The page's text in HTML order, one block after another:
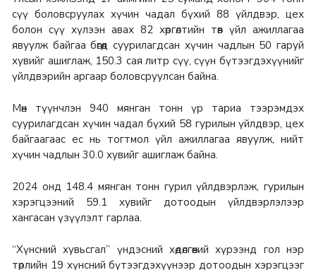
сүү боловсруулах хүчин чадал бүхий 88 үйлдвэр, цех
болон сүү хүлээн авах 82 хөргөлтийн төв үйл ажиллагаа
явуулж байгаа бөгөөд суурилагдсан хүчин чадлын 50 гаруй
хувийг ашиглаж, 150.3 сая литр сүү, сүүн бүтээгдэхүүнийг
үйлдвэрийн аргаар боловсруулсан байна.
Мөн түүнчлэн 940 мянган тонн үр тариа тээрэмдэх
суурилагдсан хүчин чадал бүхий 58 гурилын үйлдвэр, цех
байгаагаас ес нь тогтмол үйл ажиллагаа явуулж, нийт
хүчин чадлын 30.0 хувийг ашиглаж байна.
2024 онд 148.4 мянган тонн гурил үйлдвэрлэж, гурилын
хэрэгцээний 59.1 хувийг дотоодын үйлдвэрлэлээр
хангасан үзүүлэлт гарлаа.
“Хүнсний хувьсгал” үндэсний хөдөлгөөний хүрээнд гол нэр
төрлийн 19 хүнсний бүтээгдэхүүнээр дотоодын хэрэгцээг